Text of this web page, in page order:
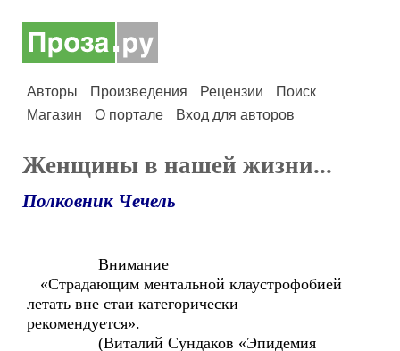
Авторы Произведения Рецензии
Поиск
Магазин
О портале Вход для авторов
Женщины в нашей жизни...
Полковник Чечель
Внимание
«Страдающим ментальной клаустрофобией
летать вне стаи категорически
рекомендуется».
(Виталий Сундаков «Эпидемия